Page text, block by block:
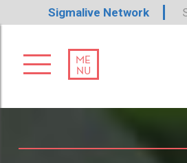
Sigmalive Network
ME
NU